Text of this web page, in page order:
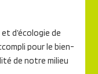
d’écologie de
pour le bien-
de notre milieu